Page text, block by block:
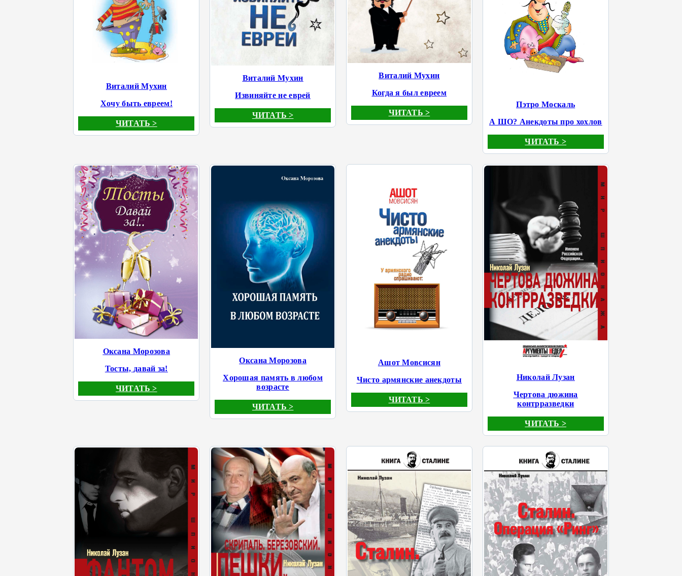
Виталий Мухин
Хочу быть евреем!
ЧИТАТЬ >
Виталий Мухин
Извиняйте не еврей
ЧИТАТЬ >
Виталий Мухин
Когда я был евреем
ЧИТАТЬ >
Пэтро Москаль
А ШО? Анекдоты про хохлов
ЧИТАТЬ >
Оксана Морозова
Тосты, давай за!
ЧИТАТЬ >
Оксана Морозова
Хорошая память в любом
возрасте
ЧИТАТЬ >
Ашот Мовсисян
Чисто армянские анекдоты
ЧИТАТЬ >
Николай Лузан
Чертова дюжина
контрразведки
ЧИТАТЬ >